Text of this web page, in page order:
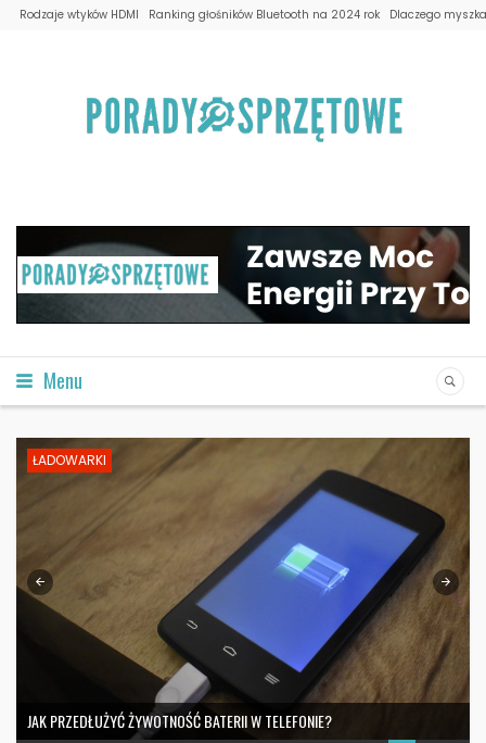
Rodzaje wtyków HDMI Ranking głośników Bluetooth na 2024 rok Dlaczego
Menu
ŁADOWARKI
JAK PRZEDŁUŻYĆ ŻYWOTNOŚĆ BATERII W TELEFONIE?